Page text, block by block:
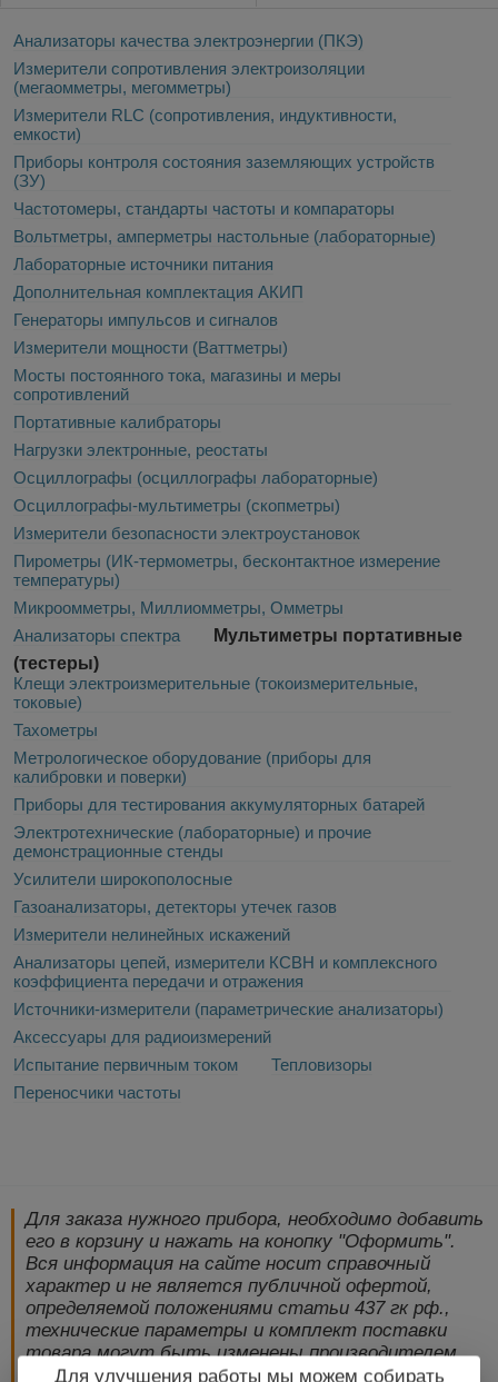
Анализаторы качества электроэнергии (ПКЭ)
Измерители сопротивления электроизоляции
(мегаомметры, мегомметры)
Измерители RLC (сопротивления, индуктивности,
емкости)
Приборы контроля состояния заземляющих устройств
(ЗУ)
Частотомеры, стандарты частоты и компараторы
Вольтметры, амперметры настольные (лабораторные)
Лабораторные источники питания
Дополнительная комплектация АКИП
Генераторы импульсов и сигналов
Измерители мощности (Ваттметры)
Мосты постоянного тока, магазины и меры
сопротивлений
Портативные калибраторы
Нагрузки электронные, реостаты
Осциллографы (осциллографы лабораторные)
Осциллографы-мультиметры (скопметры)
Измерители безопасности электроустановок
Пирометры (ИК-термометры, бесконтактное измерение
температуры)
Микроомметры, Миллиомметры, Омметры
Анализаторы спектра
Мультиметры портативные
(тестеры)
Клещи электроизмерительные (токоизмерительные,
токовые)
Тахометры
Метрологическое оборудование (приборы для
калибровки и поверки)
Приборы для тестирования аккумуляторных батарей
Электротехнические (лабораторные) и прочие
демонстрационные стенды
Усилители широкополосные
Газоанализаторы, детекторы утечек газов
Измерители нелинейных искажений
Анализаторы цепей, измерители КСВН и комплексного
коэффициента передачи и отражения
Источники-измерители (параметрические анализаторы)
Аксессуары для радиоизмерений
Испытание первичным током
Тепловизоры
Переносчики частоты
Для заказа нужного прибора, необходимо добавить
его в корзину и нажать на конопку "Оформить".
Вся информация на сайте носит справочный
характер и не является публичной офертой,
определяемой положениями статьи 437 гк рф.,
технические параметры и комплект поставки
товара могут быть изменены производителем
без предварительного уведомления!
Для улучшения работы мы можем собирать